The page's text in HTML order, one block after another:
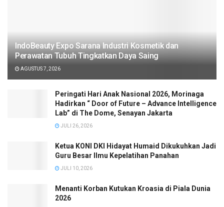
IndoBeauty Expo Sarana Industri Kosmetik dan
Perawatan Tubuh Tingkatkan Daya Saing
AGUSTUS 7, 2026
Peringati Hari Anak Nasional 2026, Morinaga
Hadirkan “ Door of Future – Advance Intelligence
Lab” di The Dome, Senayan Jakarta
JULI 26, 2026
Ketua KONI DKI Hidayat Humaid Dikukuhkan Jadi
Guru Besar Ilmu Kepelatihan Panahan
JULI 10, 2026
Menanti Korban Kutukan Kroasia di Piala Dunia
2026